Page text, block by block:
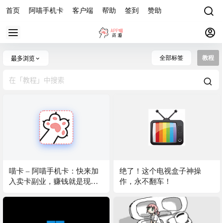
首页 阿喵手机卡 客户端 帮助 签到 赞助
最多浏览 全部标签 教程
喵卡 – 阿喵手机卡：快来加
入卖卡副业，赚钱就是现
绝了！这个电视盒子神操
作，永不翻车！